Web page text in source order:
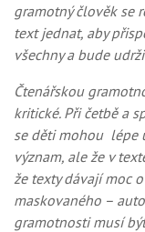
gramotný člověk se
text jednat, aby
všechny a bude
Čtenářskou
kritické. Při četbě a
se děti mohou lépe
význam, ale že v
že texty dávají moc
maskovaného –
gramotnosti musí